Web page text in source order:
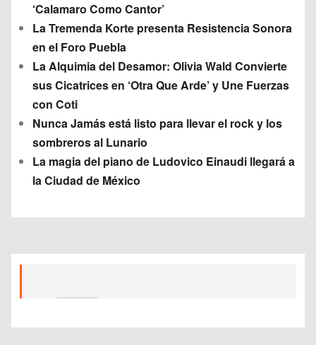
‘Calamaro Como Cantor’
La Tremenda Korte presenta Resistencia Sonora
en el Foro Puebla
La Alquimia del Desamor: Olivia Wald Convierte
sus Cicatrices en ‘Otra Que Arde’ y Une Fuerzas
con Coti
Nunca Jamás está listo para llevar el rock y los
sombreros al Lunario
La magia del piano de Ludovico Einaudi llegará a
la Ciudad de México